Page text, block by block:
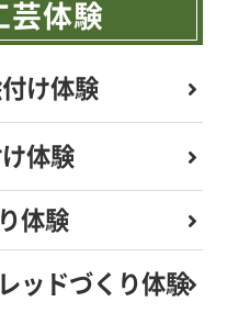
芸体験
け体験
体験
体験
ッドづくり体験